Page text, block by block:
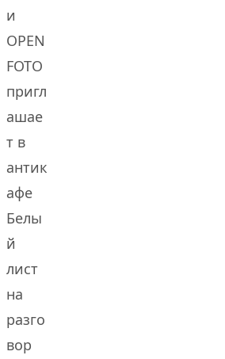
и
OPEN
FOTO
пригл
ашае
т в
антик
афе
Белы
й
лист
на
разго
вор